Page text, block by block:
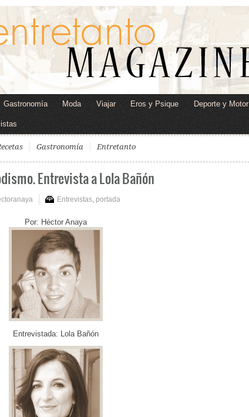
Gastronomía Moda Viajar Eros y Psique Deporte y Motor
Gastronomía Entretanto
Entrevista a Lola Bañón
Entrevistas portada
Por: Héctor Anaya
Entrevistada: Lola Bañón